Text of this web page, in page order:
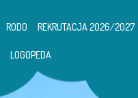
RODO REKRUTACJA 2026/2027
LOGOPEDA